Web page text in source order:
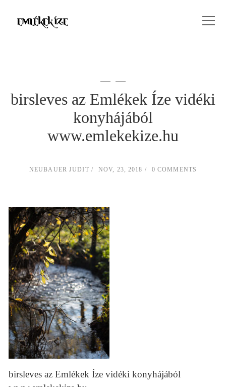
birsleves az Emlékek Íze vidéki
konyhájából
www.emlekekize.hu
NEUBAUER JUDIT NOV, 23, 2018 0 COMMENTS
birsleves az Emlékek Íze vidéki konyhájából